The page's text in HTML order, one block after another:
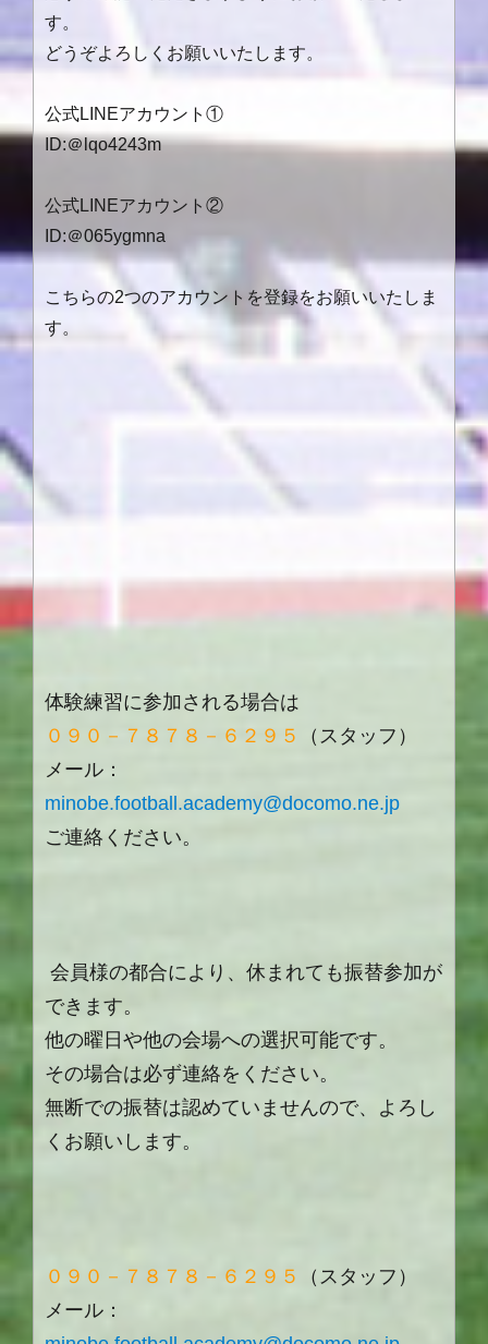
す。
どうぞよろしくお願いいたします。
公式LINEアカウント①
ID:＠lqo4243m
公式LINEアカウント②
ID:＠065ygmna
こちらの2つのアカウントを登録をお願いいたしま
す。
体験練習に参加される場合は
０９０－７８７８－６２９５
（スタッフ）
メール：
minobe.football.academy@docomo.ne.jp
ご連絡ください。
会員様の都合により、休まれても振替参加が
できます。
他の曜日や他の会場への選択可能です。
その場合は必ず連絡をください。
無断での振替は認めていませんので、よろし
くお願いします。
０９０－７８７８－６２９５
（スタッフ）
メール：